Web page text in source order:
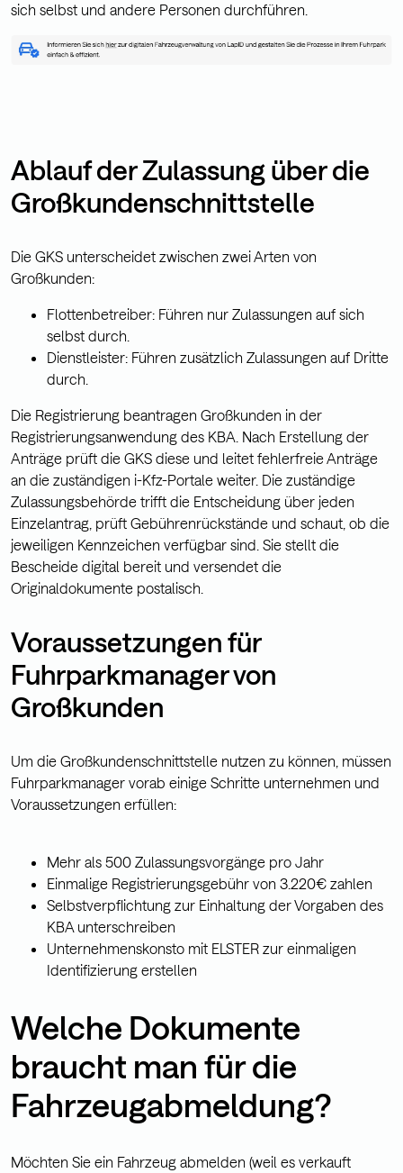
sich selbst und andere Personen durchführen.
Ablauf der Zulassung über die
Großkundenschnittstelle
Die GKS unterscheidet zwischen zwei Arten von
Großkunden:
Flottenbetreiber: Führen nur Zulassungen auf sich
selbst durch.
Dienstleister: Führen zusätzlich Zulassungen auf Dritte
durch.
Die Registrierung beantragen Großkunden in der
Registrierungsanwendung des KBA. Nach Erstellung der
Anträge prüft die GKS diese und leitet fehlerfreie Anträge
an die zuständigen i-Kfz-Portale weiter. Die zuständige
Zulassungsbehörde trifft die Entscheidung über jeden
Einzelantrag, prüft Gebührenrückstände und schaut, ob die
jeweiligen Kennzeichen verfügbar sind. Sie stellt die
Bescheide digital bereit und versendet die
Originaldokumente postalisch.
Voraussetzungen für
Fuhrparkmanager von
Großkunden
Um die Großkundenschnittstelle nutzen zu können, müssen
Fuhrparkmanager vorab einige Schritte unternehmen und
Voraussetzungen erfüllen:
Mehr als 500 Zulassungsvorgänge pro Jahr
Einmalige Registrierungsgebühr von 3.220€ zahlen
Selbstverpflichtung zur Einhaltung der Vorgaben des
KBA unterschreiben
Unternehmenskonsto mit ELSTER zur einmaligen
Identifizierung erstellen
Welche Dokumente
braucht man für die
Fahrzeugabmeldung?
Möchten Sie ein Fahrzeug abmelden (weil es verkauft